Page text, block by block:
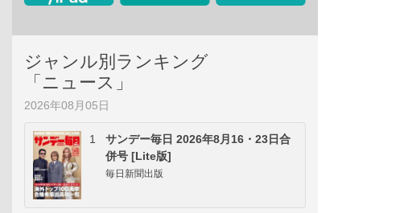
ジャンル別ランキング
「ニュース」
2026年08月05日
1
サンデー毎日 2026年8月16・23日合
併号 [Lite版]
毎日新聞出版